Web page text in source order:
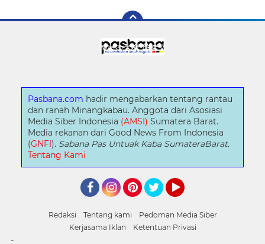
Pasbana.com hadir mengabarkan tentang rantau
dan ranah Minangkabau. Anggota dari Asosiasi
Media Siber Indonesia (AMSI) Sumatera Barat.
Media rekanan dari Good News From Indonesia
(GNFI). Sabana Pas Untuak Kaba SumateraBarat.
Tentang Kami
Redaksi Tentang kami
Pedoman Media Siber
Kerjasama Iklan
Ketentuan Privasi
-